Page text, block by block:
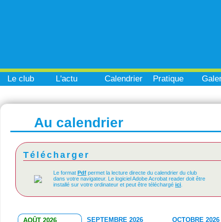
Le club L'actu Calendrier Pratique
Au calendrier
Télécharger
Le format Pdf permet la lecture directe du calendrier du club
dans votre navigateur. Le logiciel Adobe Acrobat reader doit être
installé sur votre ordinateur et peut être téléchargé ici
AOÛT 2026 SEPTEMBRE 2026 OCTOBRE 2026